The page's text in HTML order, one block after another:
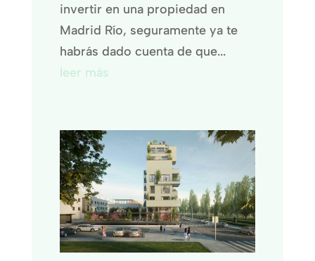
invertir en una propiedad en
Madrid Río, seguramente ya te
habrás dado cuenta de que...
leer más